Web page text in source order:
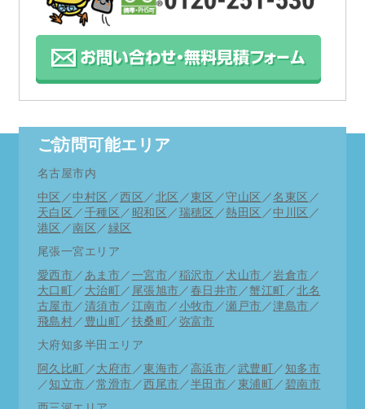
ご訪問可能エリア
名古屋市内
中区 ／中村区 ／西区 ／ 北区 ／東区 ／守山区 ／ 名東区 ／
天白区 ／ 千種区 ／ 昭和区 ／ 瑞穂区 ／ 熱田区 ／中川区 ／
港区 ／南区 ／ 緑区
尾張一宮エリア
愛西市 ／ あま市 ／ 一宮市 ／ 稲沢市 ／ 犬山市 ／ 岩倉市 ／
大口町 ／ 大治町 ／ 尾張旭市 ／ 春日井市 ／蟹江町 ／北名
古屋市 ／ 清須市 ／ 江南市 ／ 小牧市 ／瀬戸市 ／津島市 ／
飛島村 ／ 豊山町 ／ 扶桑町 ／ 弥富市
大府知多半田エリア
阿久比町 ／ 大府市 ／東海市 ／ 高浜市 ／ 武豊町 ／ 知多市
／知立市 ／常滑市 ／西尾市 ／半田市 ／ 東浦町 ／ 碧南市